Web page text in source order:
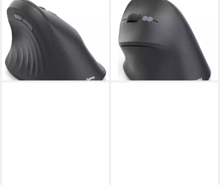
HAMA
EWM-500R Maus Kabellos
Optisch Schwarz 7 Tasten
1800 dpi Ergonomisch Mäuse
(Ergonomisch)
ab 26,28 €
lieferbar - in 2-3 Werktagen bei dir
HAMA
EWM-500L Maus Kabellos
Optisch Schwarz 7 Tasten
1800 dpi Ergonomisch Mäuse
(Ergonomisch)
ab 26,28 €
lieferbar - in 2-3 Werktagen bei dir